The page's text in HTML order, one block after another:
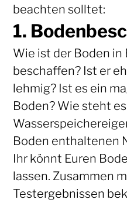
beachten solltet:
1.
Wie ist der Boden in
beschaffen? Ist er
lehmig? Ist es ein
Boden? Wie steht
Boden enthaltenen
Ihr könnt Euren
lassen. Zusammen
Testergebnissen